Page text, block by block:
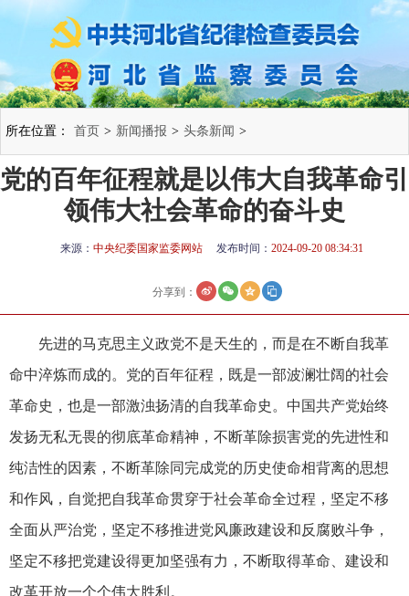
所在位置： 首页 > 新闻播报 > 头条新闻 >
党的百年征程就是以伟大自我革命引
领伟大社会革命的奋斗史
来源： 中央纪委国家监委网站 发布时间： 2024-09-20 08:34:31
分享到：
先进的马克思主义政党不是天生的，而是在不断自我革
命中淬炼而成的。党的百年征程，既是一部波澜壮阔的社会
革命史，也是一部激浊扬清的自我革命史。中国共产党始终
发扬无私无畏的彻底革命精神，不断革除损害党的先进性和
纯洁性的因素，不断革除同完成党的历史使命相背离的思想
和作风，自觉把自我革命贯穿于社会革命全过程，坚定不移
全面从严治党，坚定不移推进党风廉政建设和反腐败斗争，
坚定不移把党建设得更加坚强有力，不断取得革命、建设和
改革开放一个个伟大胜利。